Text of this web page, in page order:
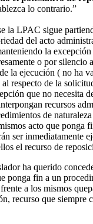
lo contrario.”
la LPAC sigue
del acto
la
o por silencio
la ejecución ( no ha
respecto de la
que no necesita
recursos
de
acto que ponga
ser inmediatamente
el recurso de
ha querido
ponga fin a un
a los mismos
recurso que siempre